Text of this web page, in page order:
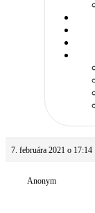
7. februára 2021 o 17:14
Anonym